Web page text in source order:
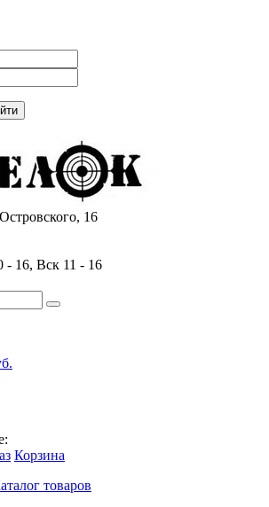
16
16, Вск 11 - 16
Корзина
товаров